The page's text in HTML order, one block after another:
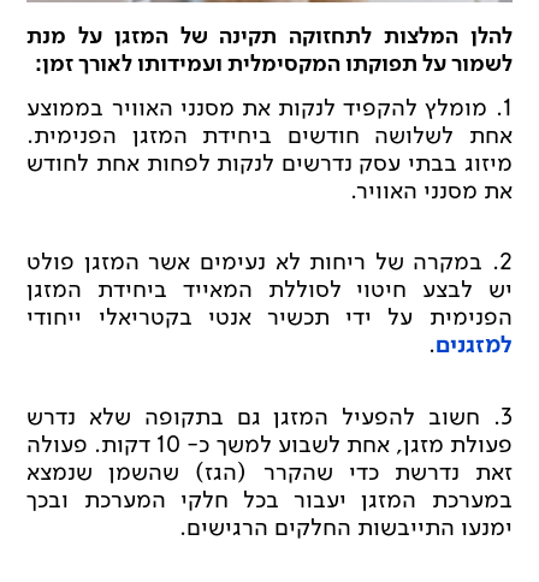
להלן המלצות לתחזוקה תקינה של המזגן על מנת
לשמור על תפוקתו המקסימלית ועמידותו לאורך זמן:
1. מומלץ להקפיד לנקות את מסנני האוויר בממוצע
אחת לשלושה חודשים ביחידת המזגן הפנימית.
מיזוג בבתי עסק נדרשים לנקות לפחות אחת לחודש
את מסנני האוויר.
2. במקרה של ריחות לא נעימים אשר המזגן פולט
יש לבצע חיטוי לסוללת המאייד ביחידת המזגן
הפנימית על ידי תכשיר אנטי בקטריאלי ייחודי
למזגנים.
3. חשוב להפעיל המזגן גם בתקופה שלא נדרש
פעולת מזגן, אחת לשבוע למשך כ- 10 דקות. פעולה
זאת נדרשת כדי שהקרר (הגז) שהשמן שנמצא
במערכת המזגן יעבור בכל חלקי המערכת ובכך
ימנעו התייבשות החלקים הרגישים.